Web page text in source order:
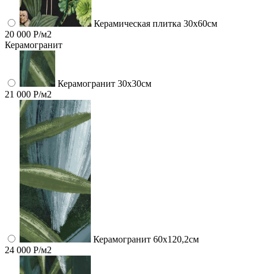
Керамическая плитка 30x60см
20 000 Р/м2
Керамогранит
Керамогранит 30х30см
21 000 Р/м2
Керамогранит 60x120,2см
24 000 Р/м2